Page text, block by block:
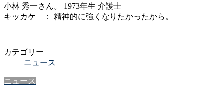
小林 秀一さん。 1973年生 介護士
キッカケ ： 精神的に強くなりたかったから。
カテゴリー
ニュース
ニュース